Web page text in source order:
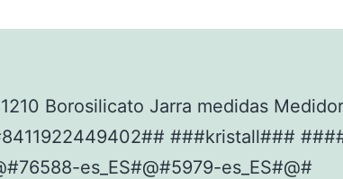
Borosilicato Jarra medidas
###kristall###
es_ES#@#5979-es_ES#@#